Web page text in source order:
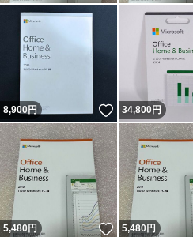
8,900円 いいね！
34,800円
5,480円 いいね！
5,480円